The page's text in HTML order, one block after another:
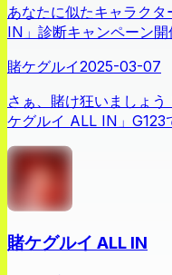
あなたに似たキャラク
IN」診断キャンペーン開
賭ケグルイ2025-03-07
さぁ、賭け狂いましょ
ケグルイ ALL IN」G123
賭ケグルイ ALL IN